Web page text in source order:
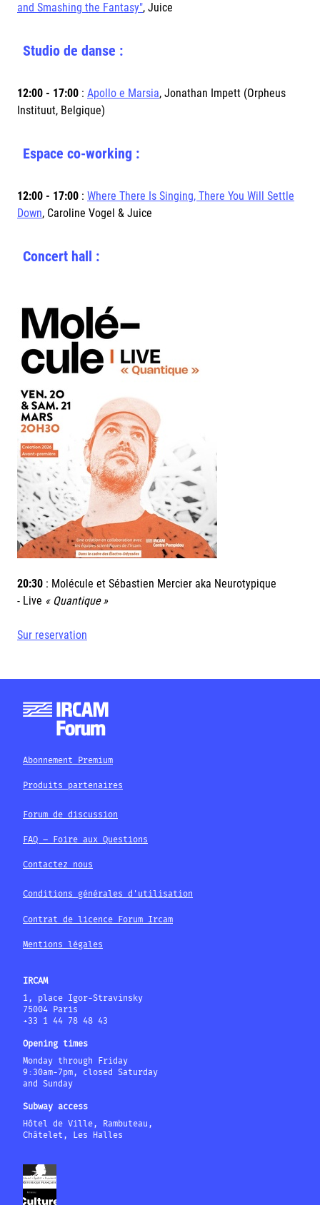
and Smashing the Fantasy", Juice
Studio de danse :
12:00 - 17:00 : Apollo e Marsia, Jonathan Impett (Orpheus
Instituut, Belgique)
Espace co-working :
12:00 - 17:00 : Where There Is Singing, There You Will Settle
Down, Caroline Vogel & Juice
Concert hall :
20:30 : Molécule et Sébastien Mercier aka Neurotypique
- Live « Quantique »
Sur reservation
Abonnement Premium
Produits partenaires
Forum de discussion
FAQ – Foire aux Questions
Contactez nous
Conditions générales d'utilisation
Contrat de licence Forum Ircam
Mentions légales
IRCAM
1, place Igor-Stravinsky
75004 Paris
+33 1 44 78 48 43
Opening times
Monday through Friday
9:30am-7pm, closed Saturday
and Sunday
Subway access
Hôtel de Ville, Rambuteau,
Châtelet, Les Halles